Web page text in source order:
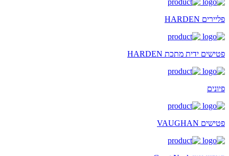
פליירים HARDEN
פטישים ידית מתכת HARDEN
פיונים
פטישים VAUGHAN